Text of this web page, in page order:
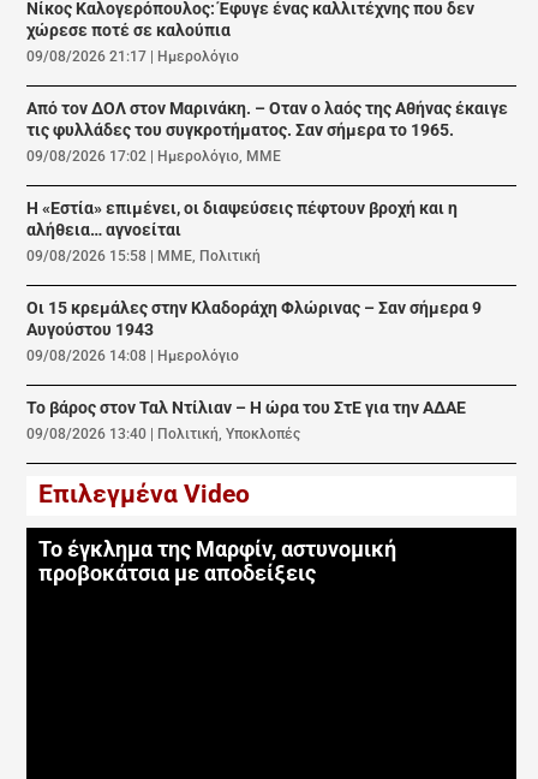
Νίκος Καλογερόπουλος: Έφυγε ένας καλλιτέχνης που δεν
χώρεσε ποτέ σε καλούπια
09/08/2026 21:17 | Ημερολόγιο
Από τον ΔΟΛ στον Μαρινάκη. – Οταν ο λαός της Αθήνας έκαιγε
τις φυλλάδες του συγκροτήματος. Σαν σήμερα το 1965.
09/08/2026 17:02 | Ημερολόγιο ΜΜΕ
Η «Εστία» επιμένει, οι διαψεύσεις πέφτουν βροχή και η
αλήθεια… αγνοείται
09/08/2026 15:58 | ΜΜΕ Πολιτική
Οι 15 κρεμάλες στην Κλαδοράχη Φλώρινας – Σαν σήμερα 9
Αυγούστου 1943
09/08/2026 14:08 | Ημερολόγιο
Το βάρος στον Ταλ Ντίλιαν – Η ώρα του ΣτΕ για την ΑΔΑΕ
09/08/2026 13:40 | Πολιτική ,Υποκλοπές
Επιλεγμένα Video
Το έγκλημα της Μαρφίν, αστυνομική
προβοκάτσια με αποδείξεις